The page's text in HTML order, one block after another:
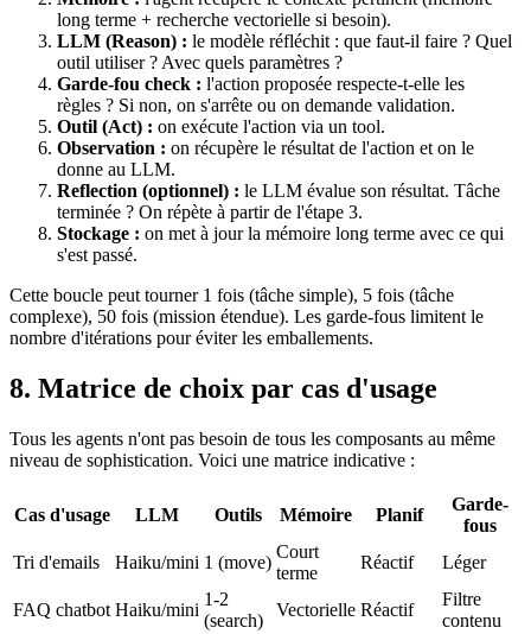
long terme + recherche vectorielle si besoin).
LLM (Reason) : le modèle réfléchit : que faut-il faire ? Quel
outil utiliser ? Avec quels paramètres ?
Garde-fou check : l'action proposée respecte-t-elle les
règles ? Si non, on s'arrête ou on demande validation.
Outil (Act) : on exécute l'action via un tool.
Observation : on récupère le résultat de l'action et on le
donne au LLM.
Reflection (optionnel) : le LLM évalue son résultat. Tâche
terminée ? On répète à partir de l'étape 3.
Stockage : on met à jour la mémoire long terme avec ce qui
s'est passé.
Cette boucle peut tourner 1 fois (tâche simple), 5 fois (tâche
complexe), 50 fois (mission étendue). Les garde-fous limitent le
nombre d'itérations pour éviter les emballements.
8. Matrice de choix par cas d'usage
Tous les agents n'ont pas besoin de tous les composants au même
niveau de sophistication. Voici une matrice indicative :
Cas d'usage LLM Outils Mémoire Planif
Garde-
fous
Tri d'emails
Haiku/mini 1 (move)
Court
terme
Réactif Léger
FAQ chatbot Haiku/mini
1-2
(search)
Vectorielle Réactif
Filtre
contenu